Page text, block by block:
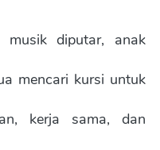
musik diputar, anak
mencari kursi untuk
kerja sama, dan